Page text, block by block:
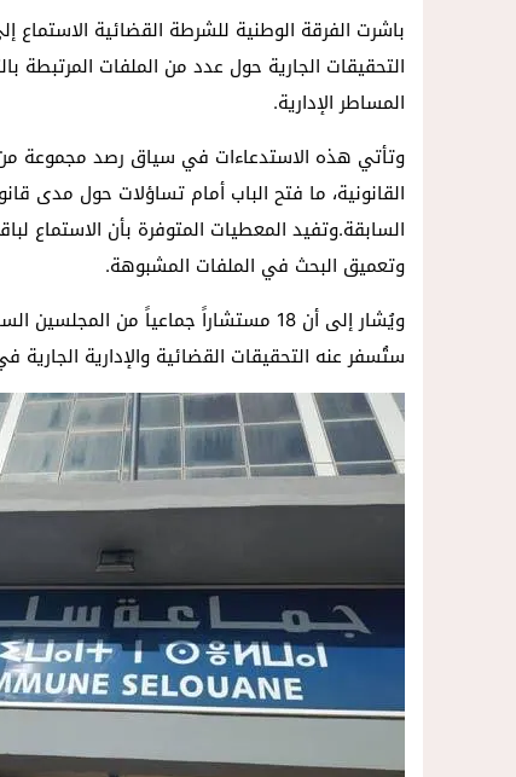
باشرت الفرقة الوطنية للشرطة القضائية
التحقيقات الجارية حول عدد من الملفات
المساطر الإدارية.
وتأتي هذه الاستدعاءات في سياق رصد مجموعة من
القانونية، ما فتح الباب أمام تساؤلات حول مدى
السابقة.وتفيد المعطيات المتوفرة بأن الاستماع
وتعميق البحث في الملفات المشبوهة.
ويُشار إلى أن 18 مستشاراً جماعياً من
ستُسفر عنه التحقيقات القضائية والإدارية الجارية